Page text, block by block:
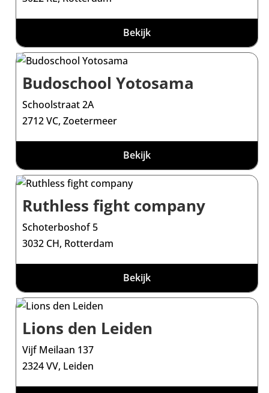
Bekijk
Budoschool Yotosama
Schoolstraat 2A
2712 VC, Zoetermeer
Bekijk
Ruthless fight company
Schoterboshof 5
3032 CH, Rotterdam
Bekijk
Lions den Leiden
Vijf Meilaan 137
2324 VV, Leiden